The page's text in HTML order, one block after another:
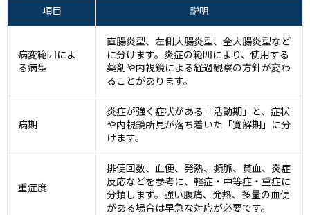
項目 説明
病変範囲によ
る病型
直腸炎型、左側大腸炎型、全大腸炎型など
に分けます。炎症の範囲により、使用する
薬剤や内視鏡による経過観察の方針が変わ
ることがあります。
病期
炎症が強く症状がある「活動期」と、症状
や内視鏡所見が落ち着いた「寛解期」に分
けます。
重症度
排便回数、血便、発熱、頻脈、貧血、炎症
反応などを参考に、軽症・中等症・重症に
分類します。強い腹痛、発熱、多量の血便
がある場合は早急な対応が必要です。